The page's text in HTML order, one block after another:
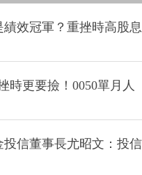
效冠軍？重挫時高股息
時更要撿！0050單月人
信董事長尤昭文：投信